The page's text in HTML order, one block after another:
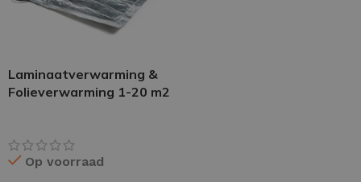
Laminaatverwarming &
Folieverwarming 1-20 m2
Op voorraad